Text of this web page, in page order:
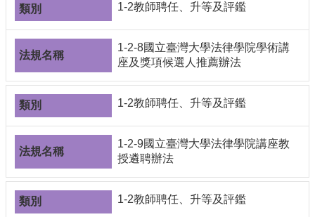
1-2教師聘任、升等及評鑑
1-2-8國立臺灣大學法律學院學術講
座及獎項候選人推薦辦法
1-2教師聘任、升等及評鑑
1-2-9國立臺灣大學法律學院講座教
授遴聘辦法
1-2教師聘任、升等及評鑑